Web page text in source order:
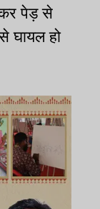
पेड़ से
घायल हो